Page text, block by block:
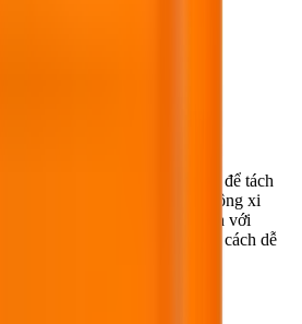
nước.
chất hữu cơ gốc nước, dùng để tách
tạo hình sản phẩm hay đổ bê tông xi
hình và khuôn không bị dính với
dựng có thể tháo khuôn một cách dễ